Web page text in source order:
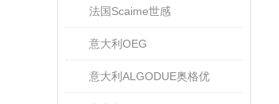
法国Scaime世感
意大利OEG
意大利ALGODUE奥格优